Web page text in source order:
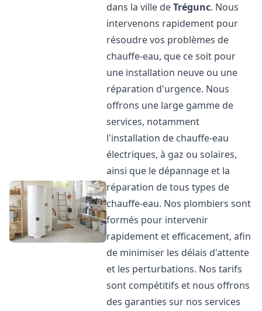
dans la ville deTrégunc. Nous
intervenons rapidement pour
résoudre vos problèmes de
chauffe-eau, que ce soit pour
une installation neuve ou une
réparation d'urgence. Nous
offrons une large gamme de
services, notamment
l'installation de chauffe-eau
électriques, à gaz ou solaires,
ainsi que le dépannage et la
réparation de tous types de
chauffe-eau. Nos plombiers sont
formés pour intervenir
rapidement et efficacement, afin
de minimiser les délais d'attente
et les perturbations. Nos tarifs
sont compétitifs et nous offrons
des garanties sur nos services